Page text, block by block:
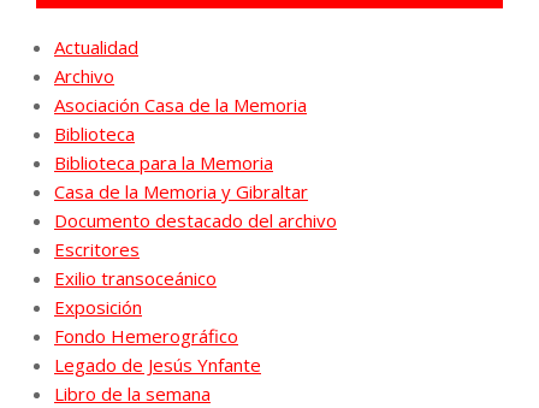
Actualidad
Archivo
Asociación Casa de la Memoria
Biblioteca
Biblioteca para la Memoria
Casa de la Memoria y Gibraltar
Documento destacado del archivo
Escritores
Exilio transoceánico
Exposición
Fondo Hemerográfico
Legado de Jesús Ynfante
Libro de la semana